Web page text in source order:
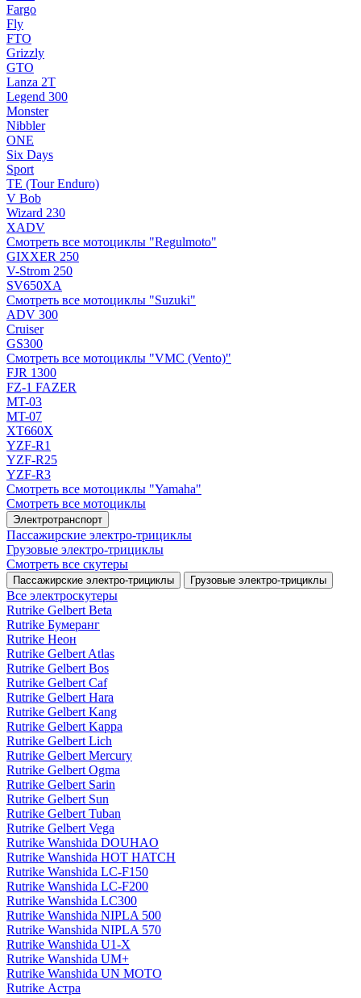
Fargo
Fly
FTO
Grizzly
GTO
Lanza 2T
Legend 300
Monster
Nibbler
ONE
Six Days
Sport
TE (Tour Enduro)
V Bob
Wizard 230
XADV
Смотреть все мотоциклы "Regulmoto"
GIXXER 250
V-Strom 250
SV650XA
Смотреть все мотоциклы "Suzuki"
ADV 300
Cruiser
GS300
Смотреть все мотоциклы "VMC (Vento)"
FJR 1300
FZ-1 FAZER
MT-03
MT-07
XT660X
YZF-R1
YZF-R25
YZF-R3
Смотреть все мотоциклы "Yamaha"
Смотреть все мотоциклы
Электротранспорт
Пассажирские электро‑трициклы
Грузовые электро‑трициклы
Смотреть все скутеры
Пассажирские электро‑трициклы Грузовые электро‑трициклы
Все электро­скутеры
Rutrike Gelbert Beta
Rutrike Бумеранг
Rutrike Неон
Rutrike Gelbert Atlas
Rutrike Gelbert Bos
Rutrike Gelbert Caf
Rutrike Gelbert Hara
Rutrike Gelbert Kang
Rutrike Gelbert Kappa
Rutrike Gelbert Lich
Rutrike Gelbert Mercury
Rutrike Gelbert Ogma
Rutrike Gelbert Sarin
Rutrike Gelbert Sun
Rutrike Gelbert Tuban
Rutrike Gelbert Vega
Rutrike Wanshida DOUHAO
Rutrike Wanshida HOT HATCH
Rutrike Wanshida LC-F150
Rutrike Wanshida LC-F200
Rutrike Wanshida LC300
Rutrike Wanshida NIPLA 500
Rutrike Wanshida NIPLA 570
Rutrike Wanshida U1-X
Rutrike Wanshida UM+
Rutrike Wanshida UN MOTO
Rutrike Астра